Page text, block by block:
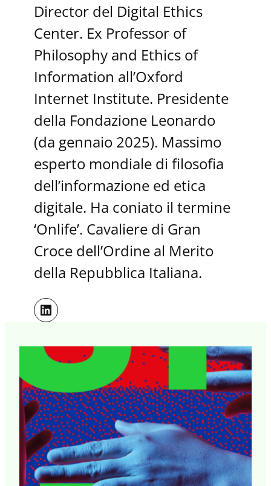
Director del Digital Ethics
Center. Ex Professor of
Philosophy and Ethics of
Information all’Oxford
Internet Institute. Presidente
della Fondazione Leonardo
(da gennaio 2025). Massimo
esperto mondiale di filosofia
dell’informazione ed etica
digitale. Ha coniato il termine
‘Onlife’. Cavaliere di Gran
Croce dell’Ordine al Merito
della Repubblica Italiana.
LinkedIn